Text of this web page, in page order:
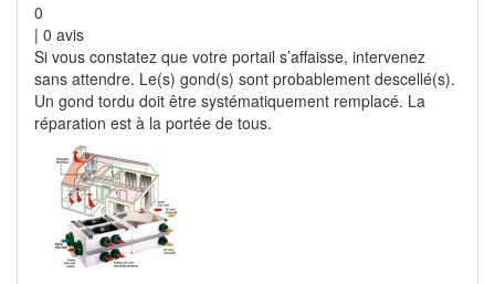
0
| 0 avis
Si vous constatez que votre portail s’affaisse, intervenez
sans attendre. Le(s) gond(s) sont probablement descellé(s).
Un gond tordu doit être systématiquement remplacé. La
réparation est à la portée de tous.